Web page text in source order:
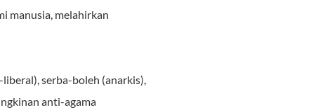
manusia, melahirkan
serba-boleh (anarkis),
anti-agama